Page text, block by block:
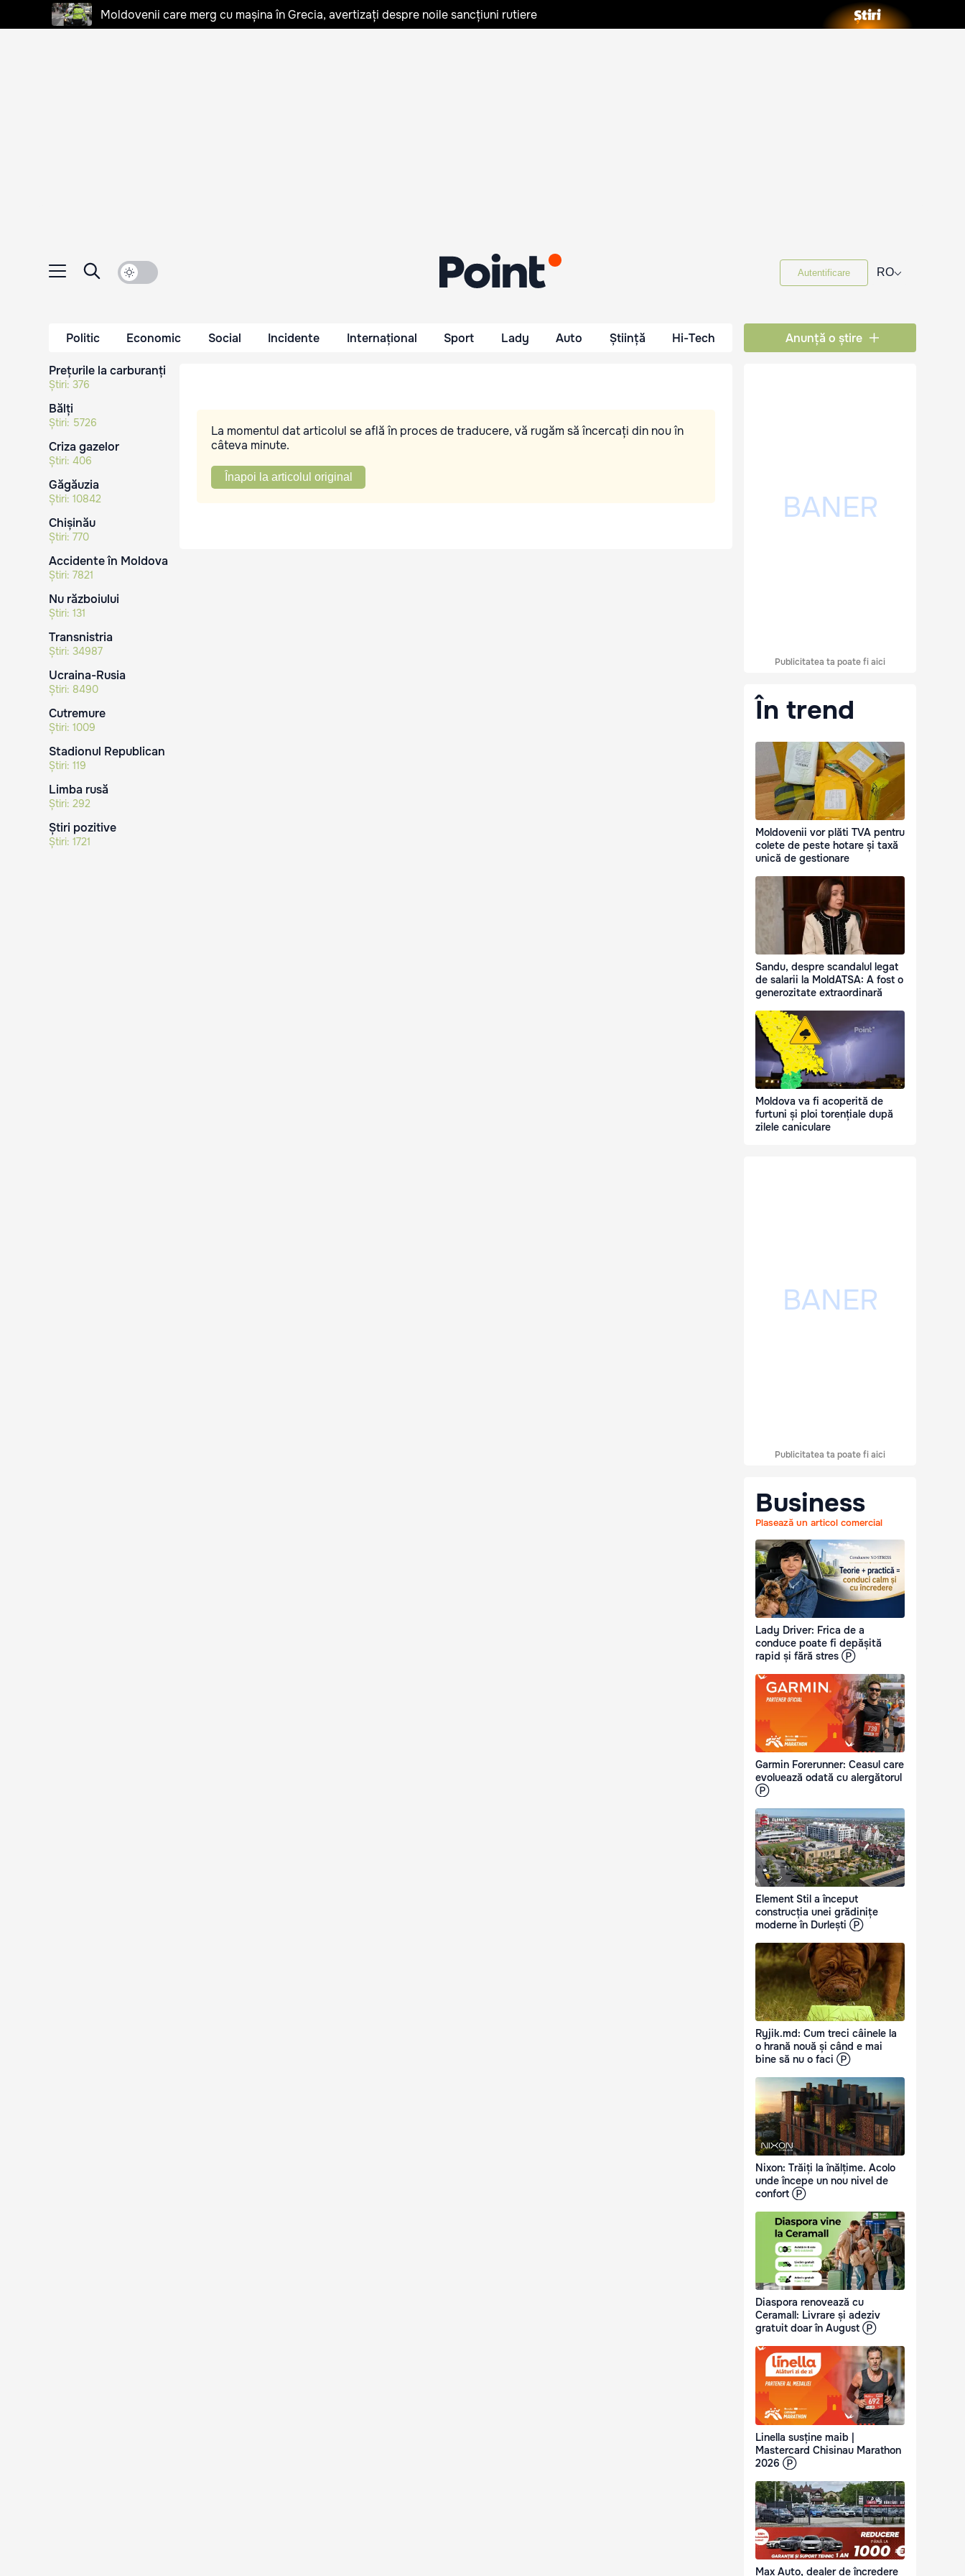
Moldovenii care merg cu mașina în Grecia, avertizați despre noile sancțiuni rutiere
Autentificare RO⌵
Politic Economic Social Incidente Internațional Sport Lady Auto Știință Hi-Tech Anunță o știre
Prețurile la carburanți
Știri: 376
Bălți
Știri: 5726
Criza gazelor
Știri: 406
Găgăuzia
Știri: 10842
Chișinău
Știri: 770
Accidente în Moldova
Știri: 7821
Nu războiului
Știri: 131
Transnistria
Știri: 34987
Ucraina-Rusia
Știri: 8490
Cutremure
Știri: 1009
Stadionul Republican
Știri: 119
Limba rusă
Știri: 292
Știri pozitive
Știri: 1721
La momentul dat articolul se află în proces de traducere, vă rugăm să încercați din nou în
câteva minute.
Înapoi la articolul original
Publicitatea ta poate fi aici
În trend
Moldovenii vor plăti TVA pentru
colete de peste hotare și taxă
unică de gestionare
Sandu, despre scandalul legat
de salarii la MoldATSA: A fost o
generozitate extraordinară
Moldova va fi acoperită de
furtuni și ploi torențiale după
zilele caniculare
Publicitatea ta poate fi aici
Business
Plasează un articol comercial
Lady Driver: Frica de a
conduce poate fi depășită
rapid și fără stres Ⓟ
Garmin Forerunner: Ceasul care
evoluează odată cu alergătorul
Ⓟ
Element Stil a început
construcția unei grădinițe
moderne în Durlești Ⓟ
Ryjik.md: Cum treci câinele la
o hrană nouă și când e mai
bine să nu o faci Ⓟ
Nixon: Trăiți la înălțime. Acolo
unde începe un nou nivel de
confort Ⓟ
Diaspora renovează cu
Ceramall: Livrare și adeziv
gratuit doar în August Ⓟ
Linella susține maib |
Mastercard Chisinau Marathon
2026 Ⓟ
Max Auto, dealer de încredere